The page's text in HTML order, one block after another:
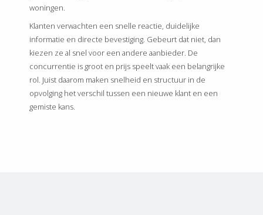
woningen.
Klanten verwachten een snelle reactie, duidelijke
informatie en directe bevestiging. Gebeurt dat niet, dan
kiezen ze al snel voor een andere aanbieder. De
concurrentie is groot en prijs speelt vaak een belangrijke
rol. Juist daarom maken snelheid en structuur in de
opvolging het verschil tussen een nieuwe klant en een
gemiste kans.